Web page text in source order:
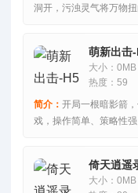
洞开，污浊灵气将万物
萌新出击
大小：0MB
热度：59
简介： 开局一根暗影箭
戏，操作简单、策略性
倚天逍遥
大小：0MB